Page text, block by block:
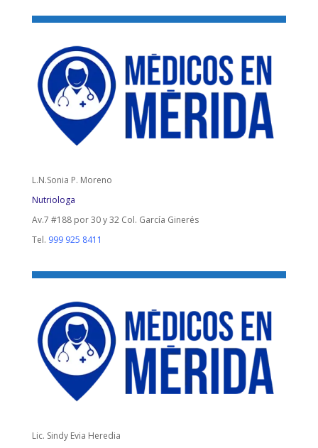
L.N.Sonia P. Moreno
Nutriologa
Av.7 #188 por 30 y 32 Col. García Ginerés
Tel. 999 925 8411
Lic. Sindy Evia Heredia